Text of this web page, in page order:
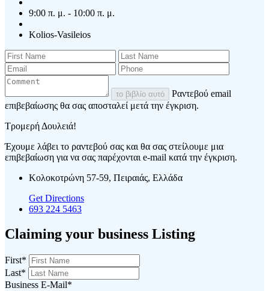
9:00 π. μ. - 10:00 π. μ.
Kolios-Vasileios
το βιβλίο αυτό
Ραντεβού email
επιβεβαίωσης θα σας αποσταλεί μετά την έγκριση.
Τρομερή Δουλειά!
Έχουμε λάβει το ραντεβού σας και θα σας στείλουμε μια
επιβεβαίωση για να σας παρέχονται e-mail κατά την έγκριση.
Κολοκοτρώνη 57-59, Πειραιάς, Ελλάδα
Get Directions
693 224 5463
Claiming your business Listing
First*
Last*
Business E-Mail*